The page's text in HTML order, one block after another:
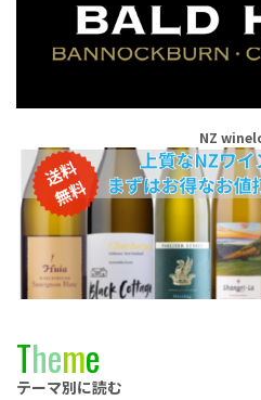
NZ
Theme
テーマ別に読む